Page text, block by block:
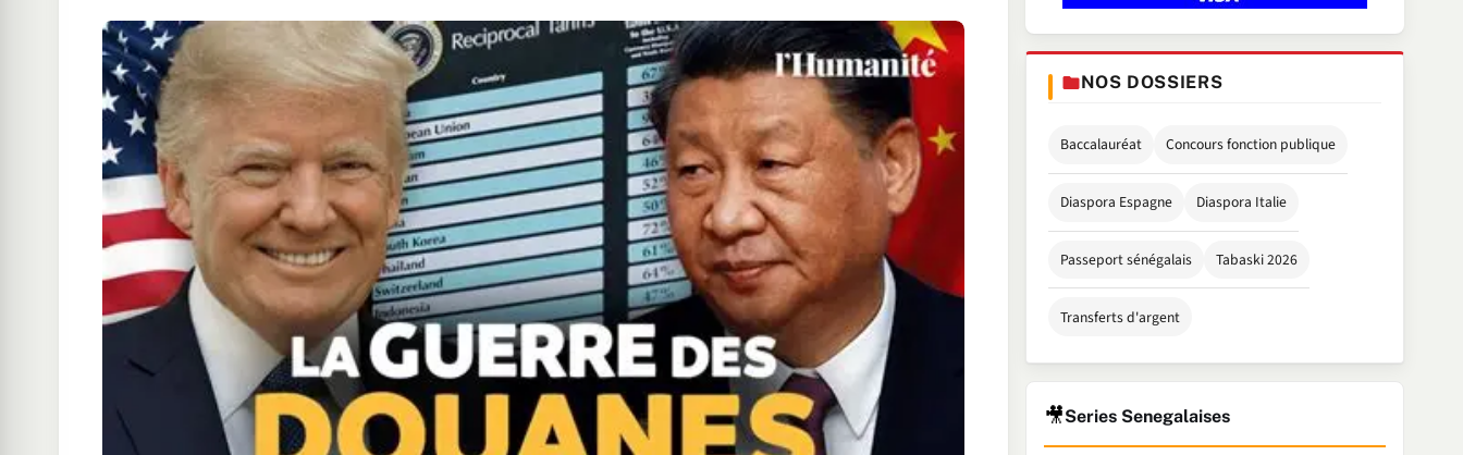
NOS DOSSIERS
Baccalauréat Concours fonction publique
Diaspora Espagne Diaspora Italie
Passeport sénégalais Tabaski 2026
Transferts d'argent
🎥Series Senegalaises